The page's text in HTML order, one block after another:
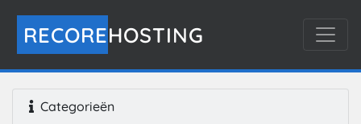
RECOREHOSTING
Categorieën